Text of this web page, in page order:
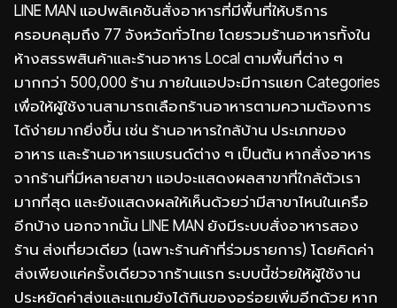
LINE MAN แอปพลิเคชันสั่งอาหารที่มีพื้นที่ให้บริการ
ครอบคลุมถึง 77 จังหวัดทั่วไทย โดยรวมร้านอาหารทั้งใน
ห้างสรรพสินค้าและร้านอาหาร Local ตามพื้นที่ต่าง ๆ
มากกว่า 500,000 ร้าน ภายในแอปจะมีการแยก Categories
เพื่อให้ผู้ใช้งานสามารถเลือกร้านอาหารตามความต้องการ
ได้ง่ายมากยิ่งขึ้น เช่น ร้านอาหารใกล้บ้าน ประเภทของ
อาหาร และร้านอาหารแบรนด์ต่าง ๆ เป็นต้น หากสั่งอาหาร
จากร้านที่มีหลายสาขา แอปจะแสดงผลสาขาที่ใกล้ตัวเรา
มากที่สุด และยังแสดงผลให้เห็นด้วยว่ามีสาขาไหนในเครือ
อีกบ้าง นอกจากนั้น LINE MAN ยังมีระบบสั่งอาหารสอง
ร้าน ส่งเที่ยวเดียว (เฉพาะร้านค้าที่ร่วมรายการ) โดยคิดค่า
ส่งเพียงแค่ครั้งเดียวจากร้านแรก ระบบนี้ช่วยให้ผู้ใช้งาน
ประหยัดค่าส่งและแถมยังได้กินของอร่อยเพิ่มอีกด้วย หาก